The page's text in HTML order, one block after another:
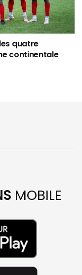
quatre
continentale
MOBILE